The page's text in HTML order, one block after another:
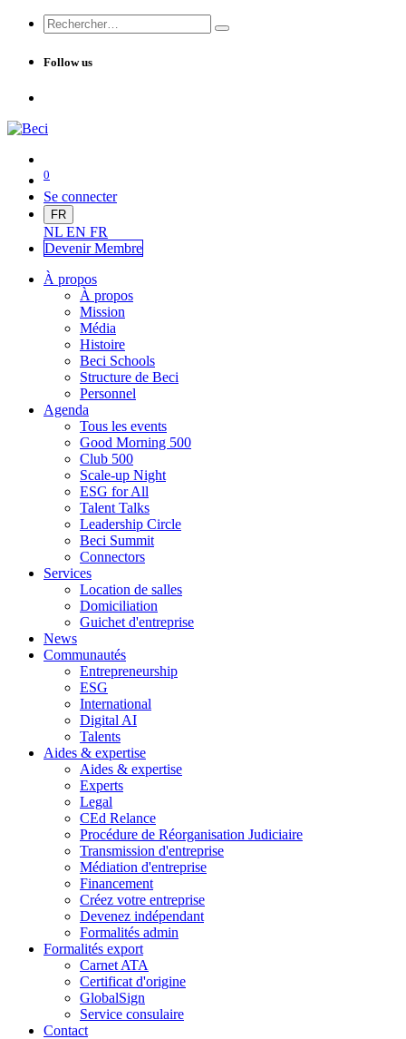
Follow us
0
Se connecter
FR
NL EN FR
Devenir Membre
À propos
À propos
Mission
Média
Histoire
Beci Schools
Structure de Beci
Personnel
Agenda
Tous les events
Good Morning 500
Club 500
Scale-up Night
ESG for All
Talent Talks
Leadership Circle
Beci Summit
Connectors
Services
Location de salles
Domiciliation
Guichet d'entreprise
News
Communautés
Entrepreneurship
ESG
International
Digital AI
Talents
Aides & expertise
Aides & expertise
Experts
Legal
CEd Relance
Procédure de Réorganisation Judiciaire
Transmission d'entreprise
Médiation d'entreprise
Financement
Créez votre entreprise
Devenez indépendant
Formalités admin
Formalités export
Carnet ATA
Certificat d'origine
GlobalSign
Service consulaire
Contact